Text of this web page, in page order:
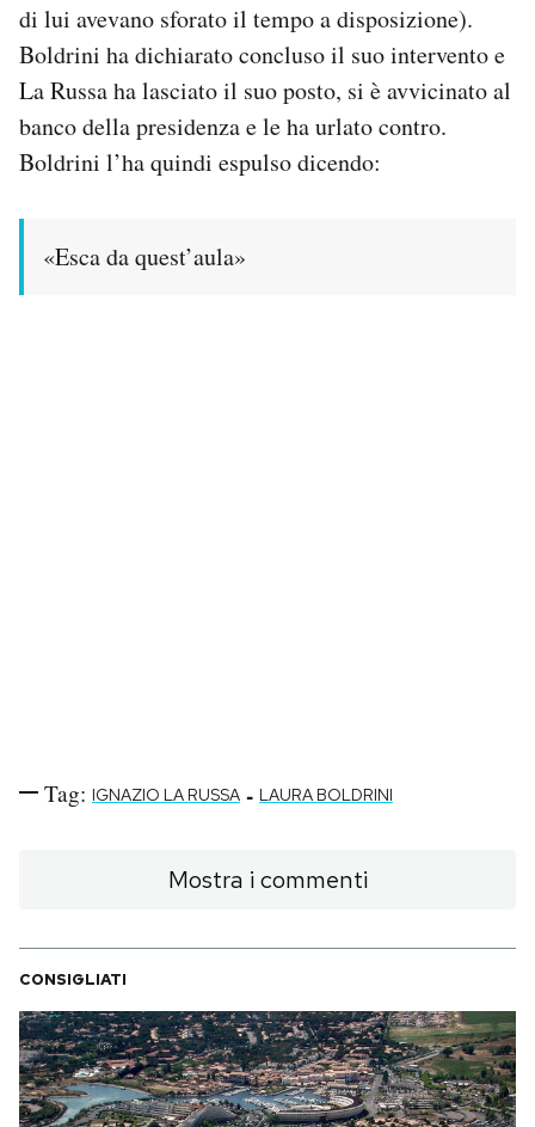
di lui avevano sforato il tempo a disposizione).
Boldrini ha dichiarato concluso il suo intervento e
La Russa ha lasciato il suo posto, si è avvicinato al
banco della presidenza e le ha urlato contro.
Boldrini l’ha quindi espulso dicendo:
«Esca da quest’aula»
Tag: IGNAZIO LA RUSSA - LAURA BOLDRINI
Mostra i commenti
CONSIGLIATI